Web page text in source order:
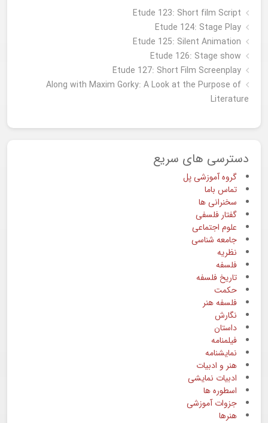
Etude 123: Short film Script
Etude 124: Stage Play
Etude 125: Silent Animation
Etude 126: Stage show
Étude 127: Short Film Screenplay
Along with Maxim Gorky: A Look at the Purpose of
Literature
دسترسی های سریع
گروه آموزشی پل
تماس باما
سخنرانی ها
گفتار فلسفی
علوم اجتماعی
جامعه شناسی
نظریه
فلسفه
تاریخ فلسفه
حکمت
فلسفه هنر
نگارش
داستان
فیلمنامه
نمایشنامه
هنر و ادبیات
ادبیات نمایشی
اسطوره ها
جزوات آموزشی
هنرها